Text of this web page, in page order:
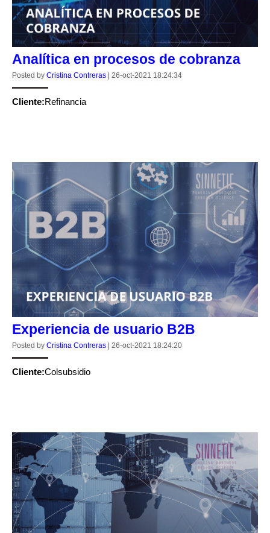
Analítica en procesos de cobranza
Posted by Cristina Contreras 26-oct-2021 18:24:34
Cliente:Refinancia
Experiencia de usuario B2B
Posted by Cristina Contreras 26-oct-2021 18:24:20
Cliente:Colsubsidio